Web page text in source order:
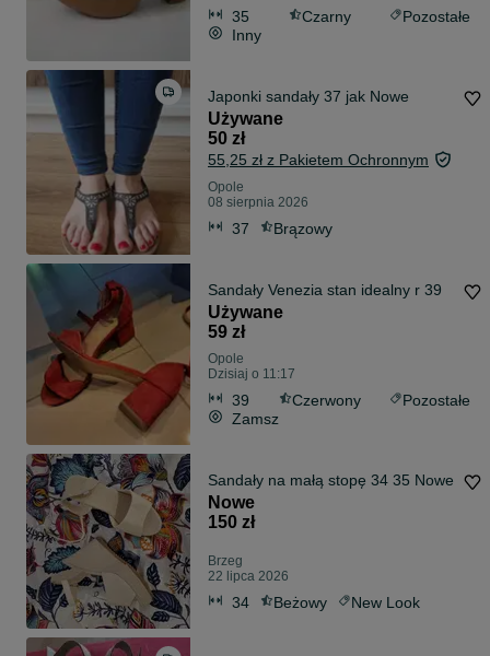
35 Czarny
Pozostałe
Inny
Japonki sandały 37 jak Nowe
Używane
50 zł
55,25 zł z Pakietem Ochronnym
Opole
08 sierpnia 2026
37 Brązowy
Sandały Venezia stan idealny r 39
Używane
59 zł
Opole
Dzisiaj o 11:17
39 Czerwony
Pozostałe
Zamsz
Sandały na małą stopę 34 35 Nowe
Nowe
150 zł
Brzeg
22 lipca 2026
34 Beżowy New Look